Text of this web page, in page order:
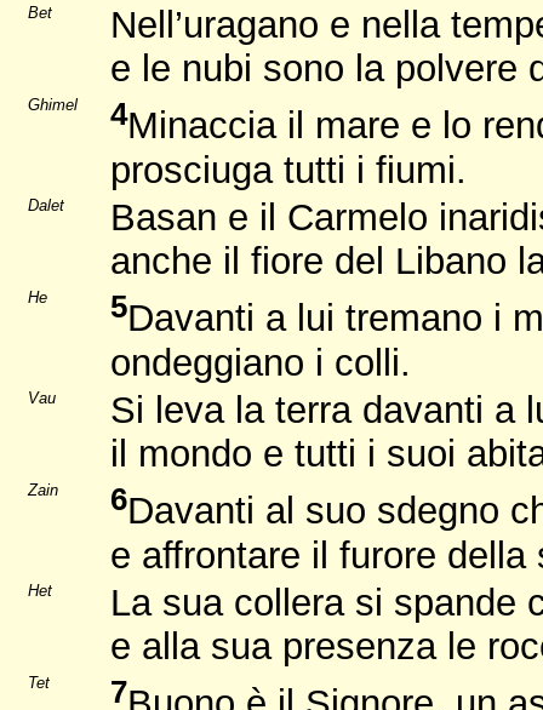
Bet
Nell’uragano e nella
e le nubi sono la polvere
Ghimel 4Minaccia il mare e lo
prosciuga tutti i fiumi.
Dalet
Basan e il Carmelo
anche il fiore del Libano
He 5Davanti a lui tremano i
ondeggiano i colli.
Vau
Si leva la terra davanti a
il mondo e tutti i suoi
Zain 6Davanti al suo sdegno
e affrontare il furore della
Het
La sua collera si spande
e alla sua presenza le
Tet 7